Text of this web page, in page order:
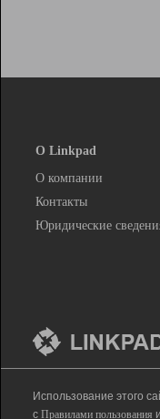
О Linkpad
О компании
Контакты
Юридические
Использование этого
с Правилами пользования и